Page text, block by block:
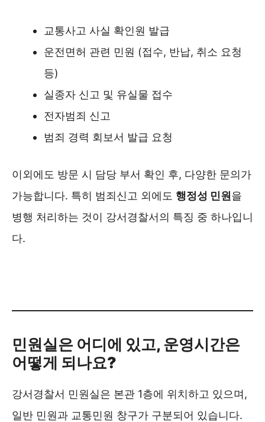
교통사고 사실 확인원 발급
운전면허 관련 민원 (접수, 반납, 취소 요청
등)
실종자 신고 및 유실물 접수
전자범죄 신고
범죄 경력 회보서 발급 요청
이외에도 방문 시 담당 부서 확인 후, 다양한 문의가
가능합니다. 특히 범죄신고 외에도 행정성 민원 을
병행 처리하는 것이 강서경찰서의 특징 중 하나입니
다.
민원실은 어디에 있고, 운영시간은
어떻게 되나요?
강서경찰서 민원실은 본관 1층에 위치하고 있으며,
일반 민원과 교통민원 창구가 구분되어 있습니다.